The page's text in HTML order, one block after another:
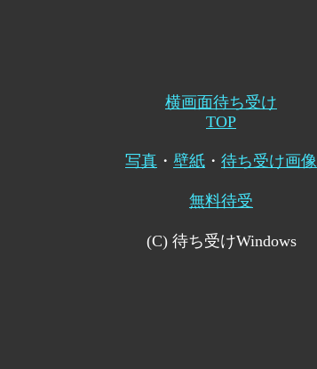
横画面待ち受け
TOP
写真 ・ 壁紙 ・ 待ち受け画像
無料待受
(C) 待ち受けWindows